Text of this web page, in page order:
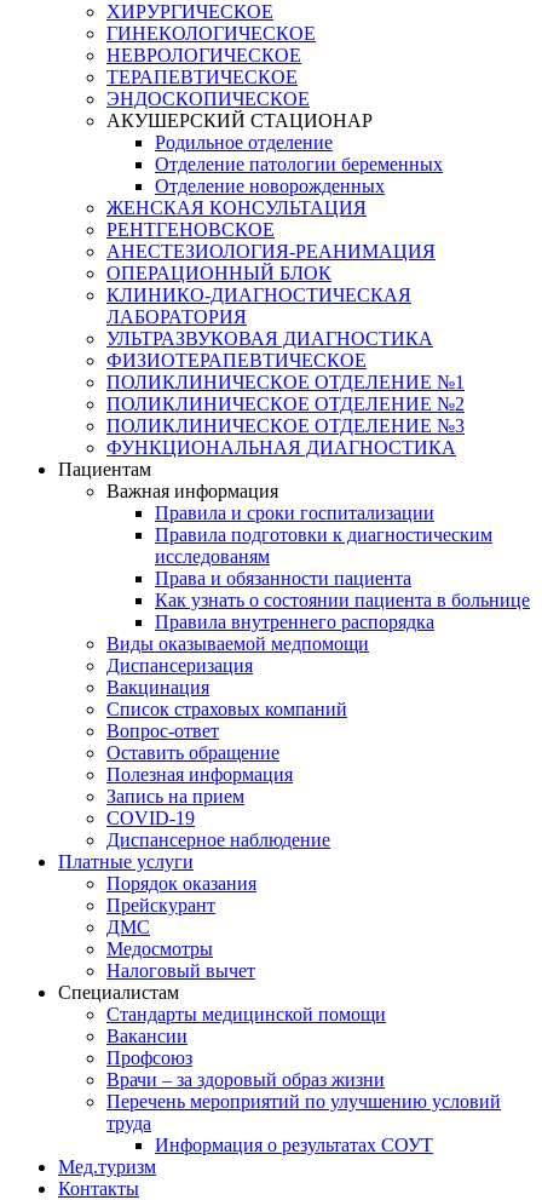
ХИРУРГИЧЕСКОЕ
ГИНЕКОЛОГИЧЕСКОЕ
НЕВРОЛОГИЧЕСКОЕ
ТЕРАПЕВТИЧЕСКОЕ
ЭНДОСКОПИЧЕСКОЕ
АКУШЕРСКИЙ СТАЦИОНАР
Родильное отделение
Отделение патологии беременных
Отделение новорожденных
ЖЕНСКАЯ КОНСУЛЬТАЦИЯ
РЕНТГЕНОВСКОЕ
АНЕСТЕЗИОЛОГИЯ-РЕАНИМАЦИЯ
ОПЕРАЦИОННЫЙ БЛОК
КЛИНИКО-ДИАГНОСТИЧЕСКАЯ
ЛАБОРАТОРИЯ
УЛЬТРАЗВУКОВАЯ ДИАГНОСТИКА
ФИЗИОТЕРАПЕВТИЧЕСКОЕ
ПОЛИКЛИНИЧЕСКОЕ ОТДЕЛЕНИЕ №1
ПОЛИКЛИНИЧЕСКОЕ ОТДЕЛЕНИЕ №2
ПОЛИКЛИНИЧЕСКОЕ ОТДЕЛЕНИЕ №3
ФУНКЦИОНАЛЬНАЯ ДИАГНОСТИКА
Пациентам
Важная информация
Правила и сроки госпитализации
Правила подготовки к диагностическим
исследованям
Права и обязанности пациента
Как узнать о состоянии пациента в больнице
Правила внутреннего распорядка
Виды оказываемой медпомощи
Диспансеризация
Вакцинация
Список страховых компаний
Вопрос-ответ
Оставить обращение
Полезная информация
Запись на прием
COVID-19
Диспансерное наблюдение
Платные услуги
Порядок оказания
Прейскурант
ДМС
Медосмотры
Налоговый вычет
Специалистам
Стандарты медицинской помощи
Вакансии
Профсоюз
Врачи – за здоровый образ жизни
Перечень мероприятий по улучшению условий
труда
Информация о результатах СОУТ
Мед.туризм
Контакты